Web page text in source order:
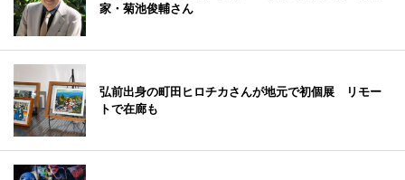
家・菊池俊輔さん
弘前出身の町田ヒロチカさんが地元で初個展 リモー
トで在廊も